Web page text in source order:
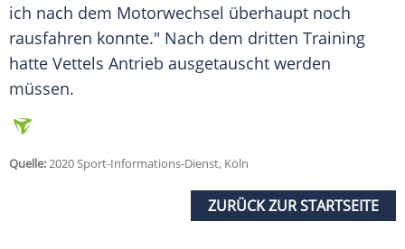
ich nach dem Motorwechsel überhaupt noch
rausfahren konnte." Nach dem dritten Training
hatte Vettels Antrieb ausgetauscht werden
müssen.
Quelle:2020 Sport-Informations-Dienst, Köln
ZURÜCK ZUR STARTSEITE